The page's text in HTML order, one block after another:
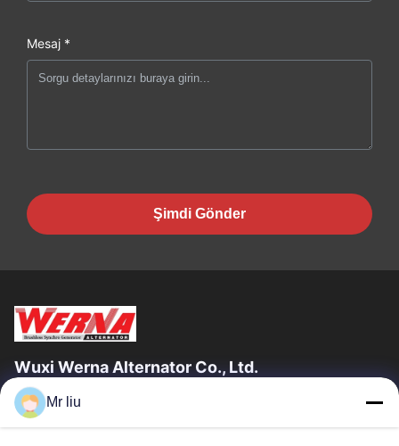
Mesaj *
Şimdi Gönder
Wuxi Werna Alternator Co., Ltd.
Hızlı Bağlantılar
Mr liu